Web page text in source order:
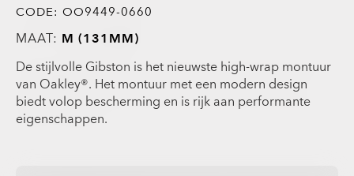
CODE: OO9449-0660
MAAT: M (131MM)
De stijlvolle Gibston is het nieuwste high-wrap montuur
van Oakley®. Het montuur met een modern design
biedt volop bescherming en is rijk aan performante
eigenschappen.